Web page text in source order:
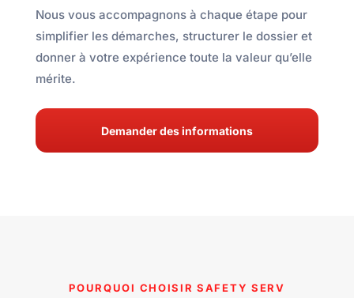
Nous vous accompagnons à chaque étape pour
simplifier les démarches, structurer le dossier et
donner à votre expérience toute la valeur qu’elle
mérite.
Demander des informations
POURQUOI CHOISIR SAFETY SERV